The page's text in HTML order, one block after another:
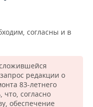
согласны и в
редакции о
83-летнего
согласно
обеспечение